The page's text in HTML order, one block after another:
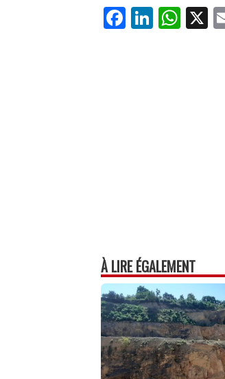
Fa
ce
Li
nk
W
ha
X
À LIRE ÉGALEMENT